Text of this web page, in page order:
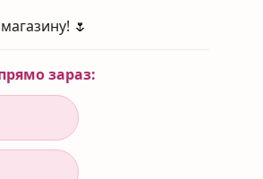
Oil, Aspalathus Linearis (Rooibos)
Gum, Sodium
(Lemon Balm) Leaf Oil,
Odorata (Ylang Ylang) Flower Oil,
Citronellol, Geraniol, Limonene.
🌷
зараз: